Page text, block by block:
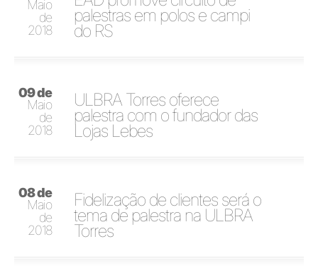
Maio
de
2018
palestras em polos e campi
do RS
09 de
Maio
de
2018
ULBRA Torres oferece
palestra com o fundador das
Lojas Lebes
08 de
Maio
de
2018
Fidelização de clientes será o
tema de palestra na ULBRA
Torres